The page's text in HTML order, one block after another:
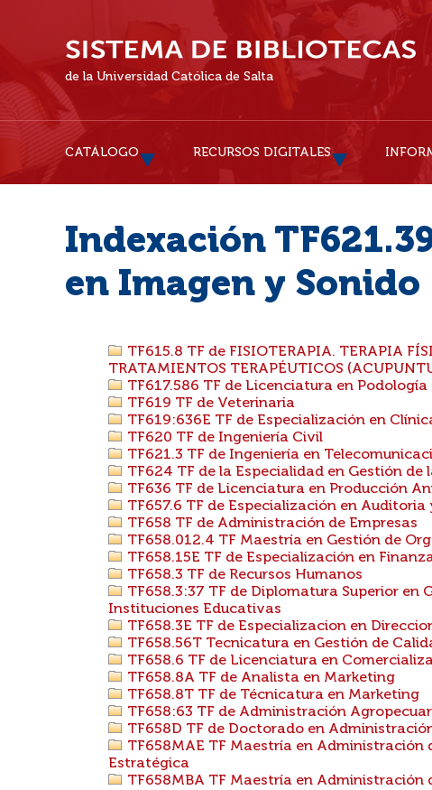
de la Universidad Católica de Salta
CATÁLOGO RECURSOS DIGITALES
Indexación
en Imagen y Sonido
TF615.8 TF de FISIOTERAPIA. TERAPIA
TRATAMIENTOS TERAPÉUTICOS
TF617.586 TF de Licenciatura en Podología
TF619 TF de Veterinaria
TF619:636E TF de Especialización en
TF620 TF de Ingeniería Civil
TF621.3 TF de Ingeniería en
TF624 TF de la Especialidad en Gestión de
TF636 TF de Licenciatura en Producción
TF657.6 TF de Especialización en
TF658 TF de Administración de Empresas
TF658.012.4 TF Maestría en Gestión de
TF658.15E TF de Especialización en
TF658.3 TF de Recursos Humanos
TF658.3:37 TF de Diplomatura Superior en
Instituciones Educativas
TF658.3E TF de Especializacion en
TF658.56T Tecnicatura en Gestión de
TF658.6 TF de Licenciatura en
TF658.8A TF de Analista en Marketing
TF658.8T TF de Técnicatura en Marketing
TF658:63 TF de Administración
TF658D TF de Doctorado en
TF658MAE TF Maestría en
Estratégica
TF658MBA TF Maestría en Administración